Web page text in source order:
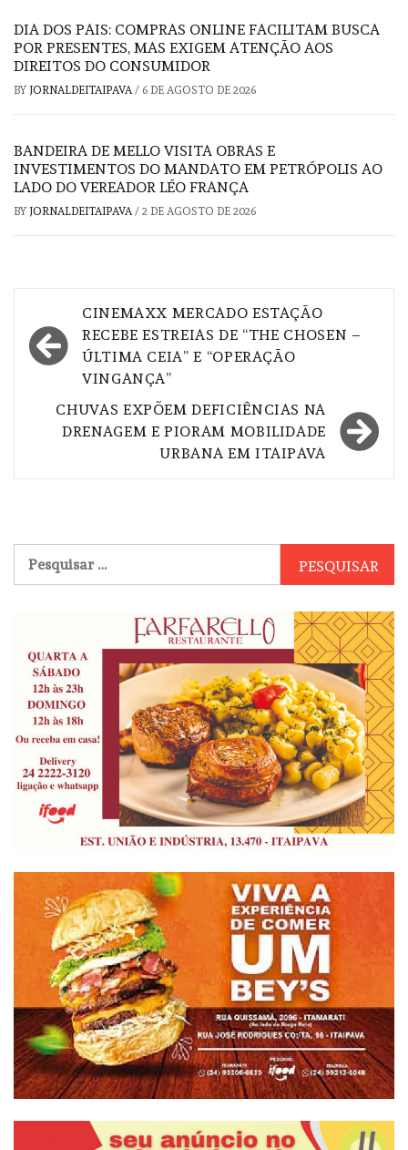
DIA DOS PAIS: COMPRAS ONLINE FACILITAM BUSCA
POR PRESENTES, MAS EXIGEM ATENÇÃO AOS
DIREITOS DO CONSUMIDOR
BY JORNALDEITAIPAVA/ 6 DE AGOSTO DE 2026
BANDEIRA DE MELLO VISITA OBRAS E
INVESTIMENTOS DO MANDATO EM PETRÓPOLIS AO
LADO DO VEREADOR LÉO FRANÇA
BY JORNALDEITAIPAVA/ 2 DE AGOSTO DE 2026
Navegação
de
Post
CINEMAXX MERCADO ESTAÇÃO
RECEBE ESTREIAS DE “THE CHOSEN –
ÚLTIMA CEIA” E “OPERAÇÃO
VINGANÇA”
CHUVAS EXPÕEM DEFICIÊNCIAS NA
DRENAGEM E PIORAM MOBILIDADE
URBANA EM ITAIPAVA